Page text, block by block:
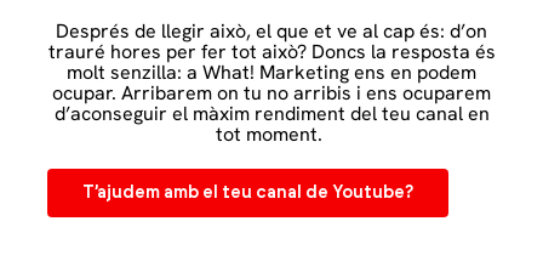
Després de llegir això, el que et ve al cap és: d’on
trauré hores per fer tot això? Doncs la resposta és
molt senzilla: a What! Marketing ens en podem
ocupar. Arribarem on tu no arribis i ens ocuparem
d’aconseguir el màxim rendiment del teu canal en
tot moment.
T’ajudem amb el teu canal de Youtube?